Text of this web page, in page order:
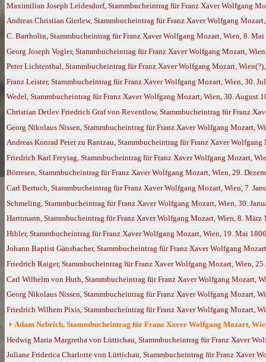
Maximilian Joseph Leidesdorf, Stammbucheintrag für Franz Xaver Wolfgang
Andreas Christian Gierlew, Stammbucheintrag für Franz Xaver Wolfgang
C. Bartholin, Stammbucheintrag für Franz Xaver Wolfgang Mozart, Wien, 8. Mai
Georg Joseph Vogler, Stammbucheintrag für Franz Xaver Wolfgang Mozart,
Peter Lichtenthal, Stammbucheintrag für Franz Xaver Wolfgang Mozart,
Franz Leister, Stammbucheintrag für Franz Xaver Wolfgang Mozart, Wien, 30.
Wedel, Stammbucheintrag für Franz Xaver Wolfgang Mozart, Wien, 30. August
Christian Detlev Friedrich Graf von Reventlow, Stammbucheintrag für Franz
Georg Nikolaus Nissen, Stammbucheintrag für Franz Xaver Wolfgang Mozart,
Andreas Konrad Peter zu Rantzau, Stammbucheintrag für Franz Xaver
Friedrich Karl Freytag, Stammbucheintrag für Franz Xaver Wolfgang Mozart,
Börresen, Stammbucheintrag für Franz Xaver Wolfgang Mozart, Wien, 29.
Carl Bertuch, Stammbucheintrag für Franz Xaver Wolfgang Mozart, Wien, 7.
Schmeling, Stammbucheintrag für Franz Xaver Wolfgang Mozart, Wien, 30.
Harttmann, Stammbucheintrag für Franz Xaver Wolfgang Mozart, Wien, 8. März
Hibler, Stammbucheintrag für Franz Xaver Wolfgang Mozart, Wien, 19. Mai 1806
Johann Baptist Gänsbacher, Stammbucheintrag für Franz Xaver Wolfgang
Friedrich Raiger, Stammbucheintrag für Franz Xaver Wolfgang Mozart, Wien,
Carl Wilhelm von Huth, Stammbucheintrag für Franz Xaver Wolfgang Mozart,
Georg Nikolaus Nissen, Stammbucheintrag für Franz Xaver Wolfgang Mozart,
Friedrich Wilhem Pixis, Stammbucheintrag für Franz Xaver Wolfgang Mozart,
Adam Nebrich, Stammbucheintrag für Franz Xaver Wolfgang Mozart,
Hedwig Maria Margretha von Lüttichau, Stammbucheintrag für Franz Xaver
Juliane Friderica Charlotte von Lüttichau, Stammbucheintrag für Franz Xaver